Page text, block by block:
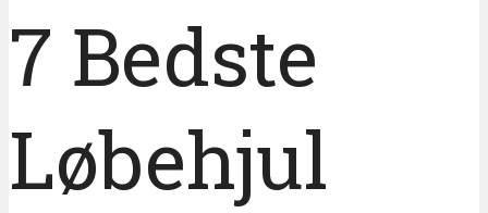
7 Bedste
Løbehjul